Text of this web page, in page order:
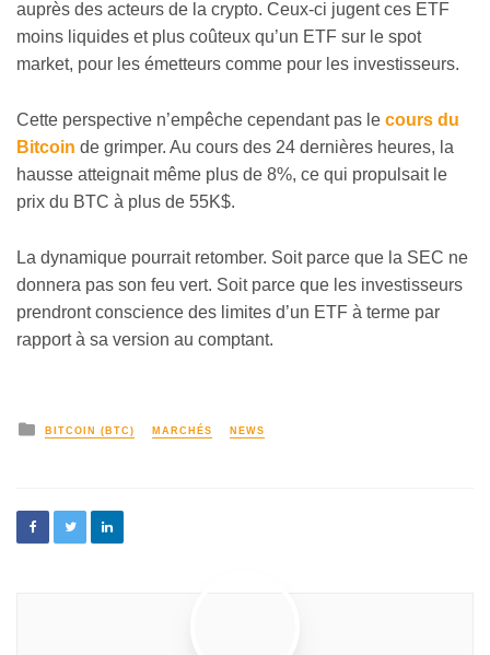
auprès des acteurs de la crypto. Ceux-ci jugent ces ETF
moins liquides et plus coûteux qu’un ETF sur le spot
market, pour les émetteurs comme pour les investisseurs.
Cette perspective n’empêche cependant pas le cours du
Bitcoin de grimper. Au cours des 24 dernières heures, la
hausse atteignait même plus de 8%, ce qui propulsait le
prix du BTC à plus de 55K$.
La dynamique pourrait retomber. Soit parce que la SEC ne
donnera pas son feu vert. Soit parce que les investisseurs
prendront conscience des limites d’un ETF à terme par
rapport à sa version au comptant.
BITCOIN (BTC) MARCHÉS NEWS